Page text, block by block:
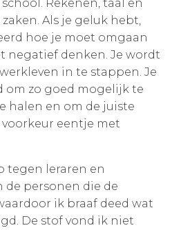
Rekenen, taal en
Als je geluk hebt,
hoe je moet omgaan
negatief denken. Je wordt
in te stappen. Je
om zo goed mogelijk te
halen en om de juiste
eentje met
tegen leraren en
de personen die de
ik braaf deed wat
De stof vond ik niet